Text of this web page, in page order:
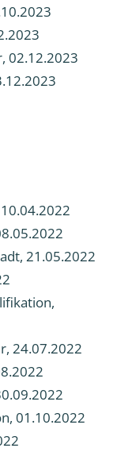
02.12.2023
21.05.2022
24.07.2022
01.10.2022